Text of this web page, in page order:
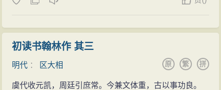
初读书翰林作 其三
明代 ： 区大相 拼
繁
原
虞代收元凯，周廷引庶常。今兼文体重，古以事功良。